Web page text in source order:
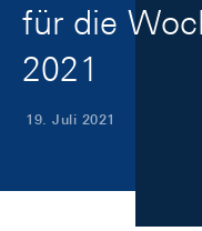
für die
2021
19. Juli 2021